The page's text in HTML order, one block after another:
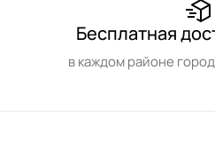
Бесплатная
в каждом районе